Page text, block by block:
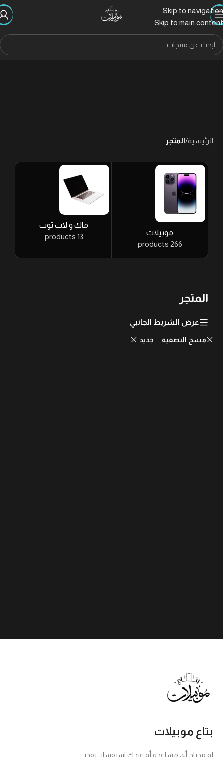
Skip to navigation
Skip to main content
الرئيسية/المتجر
موبيلات
266 products
ماك و لاب توب
13 products
المتجر
عرض الشريط الجانبي
مسح التصفية جديد
بتاع موبيلات
لو محتاج أي مساعدة أو عندك استفسار، تقدر